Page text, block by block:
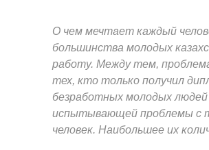
О чем мечтает каждый
большинства молодых
работу. Между тем,
тех, кто только получил
безработных молодых
испытывающей проблемы с
человек. Наибольшее их